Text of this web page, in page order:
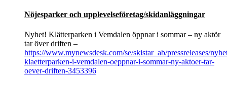
Nöjesparker och upplevelseföretag/skidanläggningar
Nyhet! Klätterparken i Vemdalen öppnar i sommar – ny aktör
tar över driften –
https://www.mynewsdesk.com/se/skistar_ab/pressreleases/
klaetterparken-i-vemdalen-oeppnar-i-sommar-ny-aktoer-tar-
oever-driften-3453396